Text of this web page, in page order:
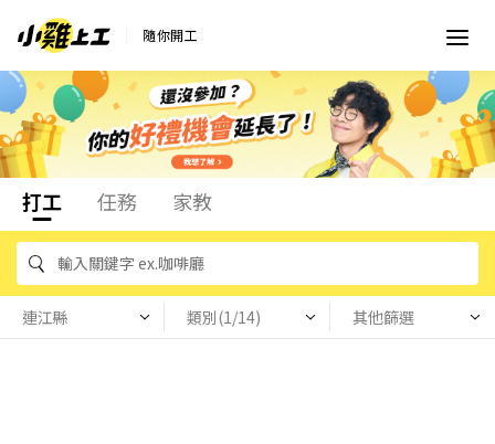
隨你開工
打工 任務 家教
連江縣 類別(1/14) 其他篩選